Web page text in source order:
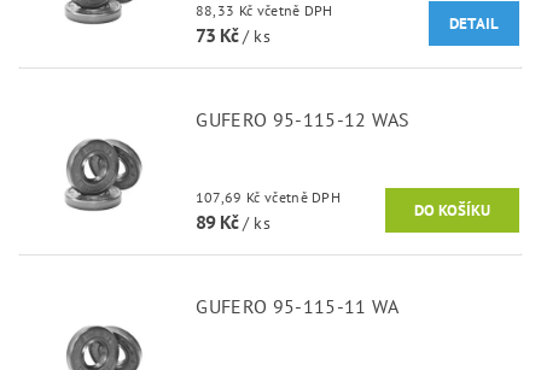
88,33 Kč včetně DPH
73 Kč/ ks
DETAIL
GUFERO 95-115-12 WAS
107,69 Kč včetně DPH
89 Kč/ ks
GUFERO 95-115-11 WA